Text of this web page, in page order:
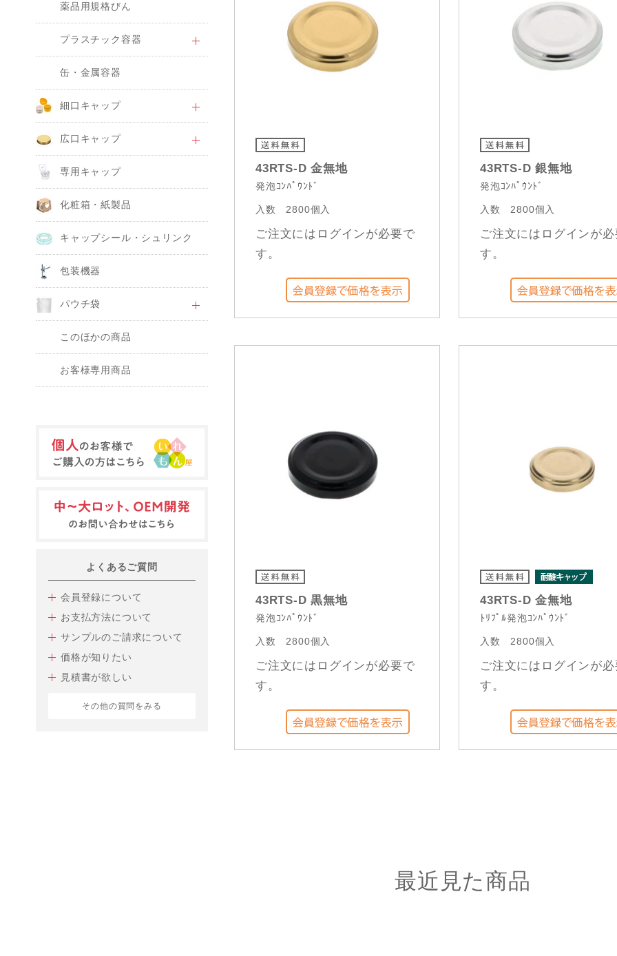
43RTS-D 金無地
発泡ｺﾝﾊﾟｳﾝﾄﾞ
入数 2800個入
ご注文にはログインが必要で
す。
43RTS-D 銀無地
発泡ｺﾝﾊﾟｳﾝﾄﾞ
入数 2800個入
ご注文にはログインが
す。
43RTS-D 黒無地
発泡ｺﾝﾊﾟｳﾝﾄﾞ
入数 2800個入
ご注文にはログインが必要で
す。
43RTS-D 金無地
ﾄﾘﾌﾟﾙ発泡ｺﾝﾊﾟｳﾝﾄﾞ
入数 2800個入
ご注文にはログインが
す。
薬品用規格びん
プラスチック容器
缶・金属容器
細口キャップ
広口キャップ
専用キャップ
化粧箱・紙製品
キャップシール・シュリンク
包装機器
パウチ袋
このほかの商品
お客様専用商品
よくあるご質問
会員登録について
お支払方法について
サンプルのご請求について
価格が知りたい
見積書が欲しい
その他の質問をみる
最近見た商品